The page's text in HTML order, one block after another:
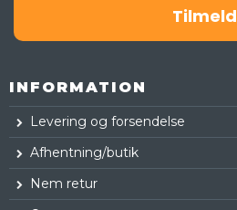
Tilmeld
INFORMATION
Levering og forsendelse
Afhentning/butik
Nem retur